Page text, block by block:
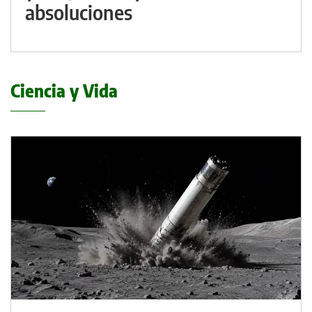
absoluciones
Ciencia y Vida